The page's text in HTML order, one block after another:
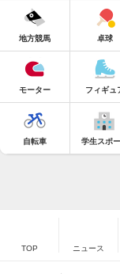
地方競馬 卓球
モーター フィギュ
自転車 学生スポ
TOP ニュース